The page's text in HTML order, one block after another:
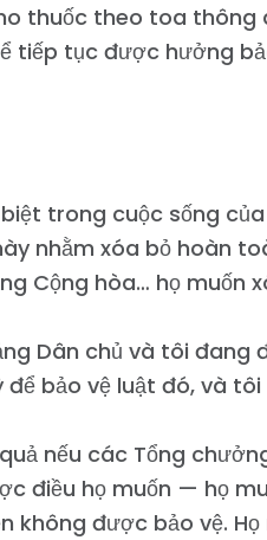
thuốc theo toa thông
tiếp tục được hưởng
trong cuộc sống
nhằm xóa bỏ hoàn
Cộng hòa… họ muốn
Dân chủ và tôi đang
để bảo vệ luật đó, và
nếu các Tổng
điều họ muốn — họ
không được bảo vệ.